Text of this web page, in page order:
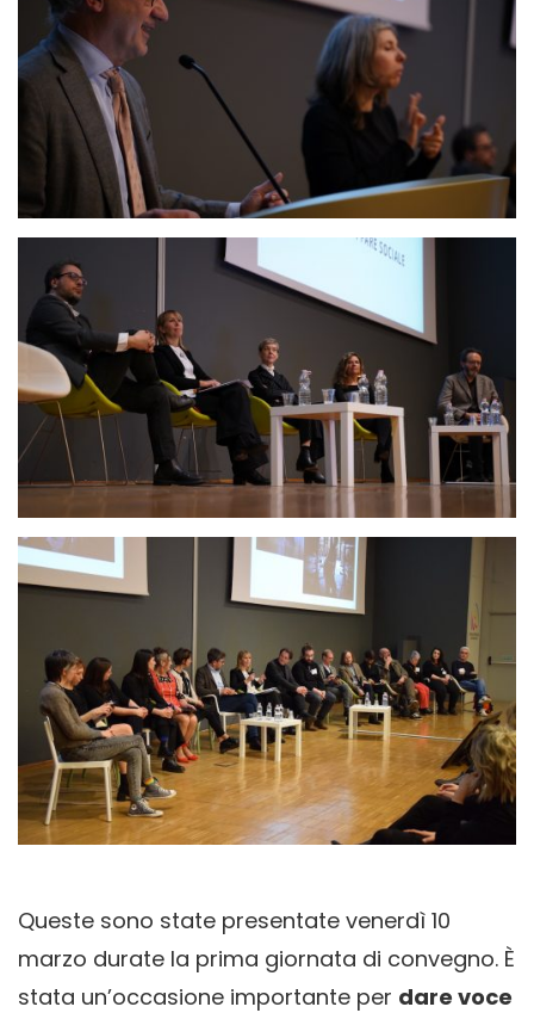
Queste sono state presentate venerdì 10
marzo durate la prima giornata di convegno. È
stata un’occasione importante per dare voce